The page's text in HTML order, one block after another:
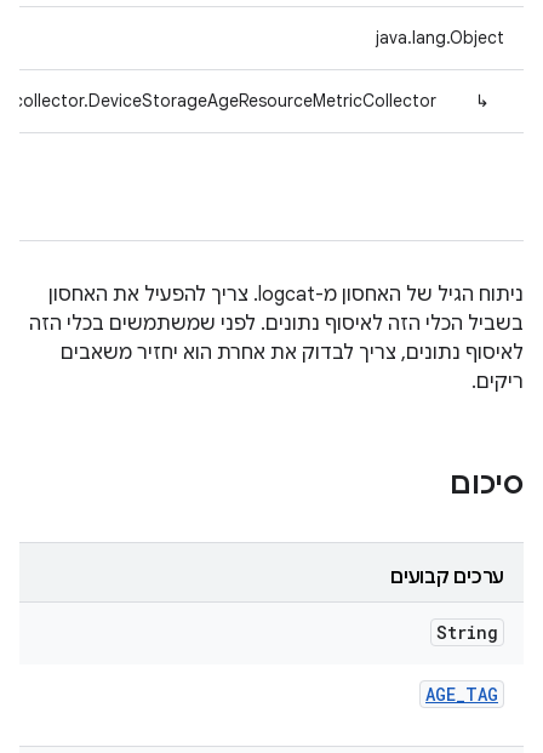
java.lang.Object
↳
ניתוח הגיל של האחסון מ-logcat. צריך להפעיל את האחסון
בשביל הכלי הזה לאיסוף נתונים. לפני שמשתמשים בכלי הזה
לאיסוף נתונים, צריך לבדוק את אחרת הוא יחזיר משאבים
ריקים.
סיכום
ערכים קבועים
String
AGE_TAG